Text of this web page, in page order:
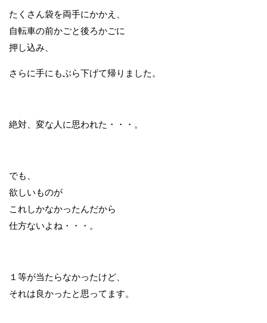
たくさん袋を両手にかかえ、
自転車の前かごと後ろかごに
押し込み、
さらに手にもぶら下げて帰りました。
絶対、変な人に思われた・・・。
でも、
欲しいものが
これしかなかったんだから
仕方ないよね・・・。
１等が当たらなかったけど、
それは良かったと思ってます。